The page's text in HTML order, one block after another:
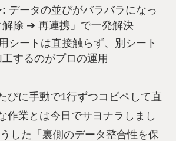
: データの並びがバラバラになっ
解除 ➔ 再連携」で一発解決
シートは直接触らず、別シート
するのがプロの運用
びに手動で1行ずつコピペして直
作業とは今日でサヨナラしまし
した「裏側のデータ整合性を保